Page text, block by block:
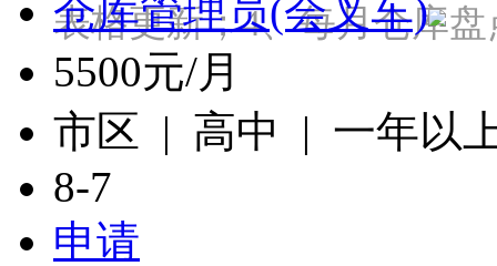
表格更新；4、每月仓库
仓库管理员(会叉车)
5500元/月
市区 | 高中 | 一年以
8-7
申请